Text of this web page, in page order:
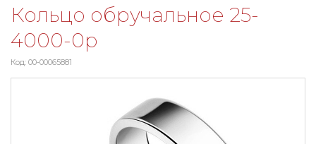
Кольцо обручальное 25-
4000-0р
Код: 00-00065881